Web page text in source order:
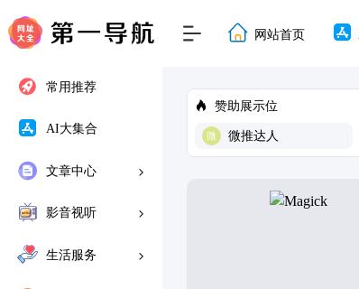
常用推荐
AI大集合
文章中心
影音视听
生活服务
网站首页
赞助展示位
微推达人